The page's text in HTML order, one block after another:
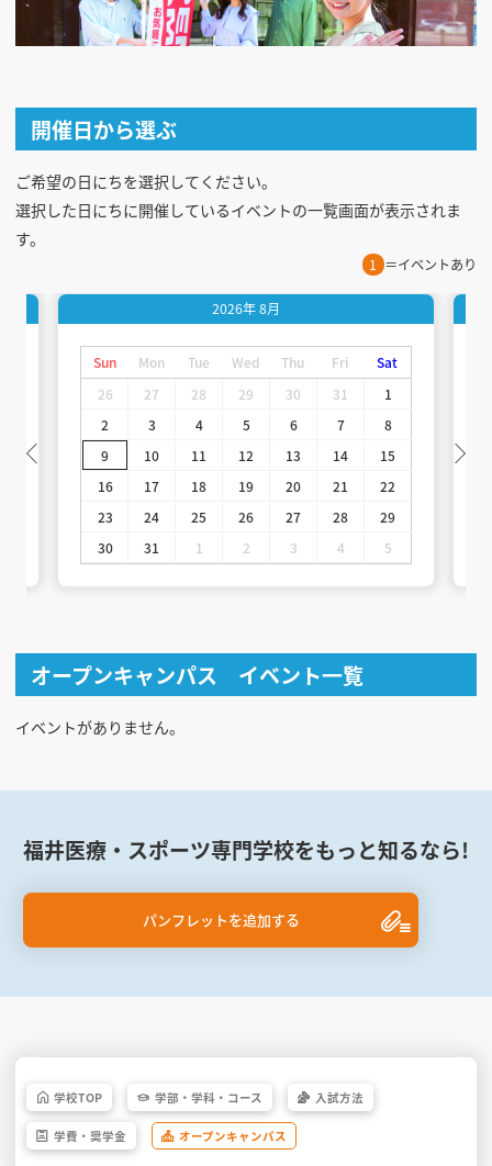
開催日から選ぶ
ご希望の日にちを選択してください。
選択した日にちに開催しているイベントの一覧画面が表示されま
す。
1 ＝イベントあり
2026年8月
Sun Mon Tue Wed Thu Fri
Sat
26
27 28 29 30 31
1
2
3 4 5 6 7
8
9
10 11 12 13 14
15
16
17 18 19 20 21
22
23
24 25 26 27 28
29
30
31 1 2 3 4 5
オープンキャンパス イベント一覧
イベントがありません。
福井医療・スポーツ専門学校をもっと知るなら!
パンフレットを追加する
学校TOP 学部・ 学科・ コース 入試方法
学費・ 奨学金 オープンキャンパス